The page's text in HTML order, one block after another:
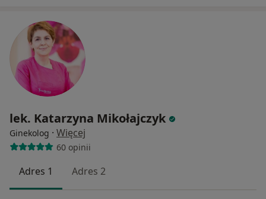
lek. Katarzyna Mikołajczyk
Ginekolog · Więcej
60 opinii
Adres 1 Adres 2